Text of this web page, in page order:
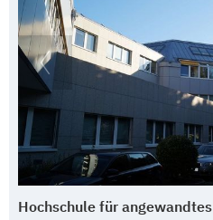
Hochschule für